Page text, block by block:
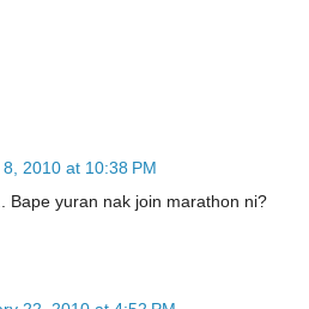
2010 at 10:38 PM
Bape yuran nak join marathon ni?